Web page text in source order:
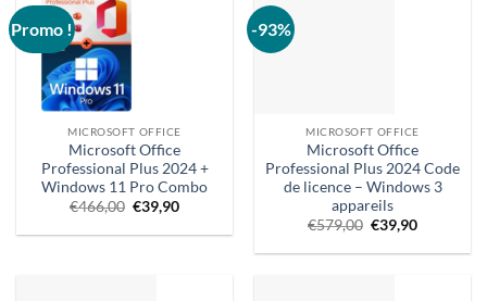
Promo !
MICROSOFT OFFICE
Microsoft Office
Professional Plus 2024 +
Windows 11 Pro Combo
€466,00 Le
prix
d'origine
€39,90Le
actuel
-93%
MICROSOFT OFFICE
Microsoft Office
Professional Plus 2024 Code
de licence – Windows 3
appareils
€579,00 Prix
d'origine
:
€39,90Le
actuel